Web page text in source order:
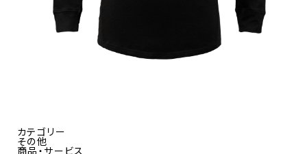
カテゴリー
その他
商品・サービス